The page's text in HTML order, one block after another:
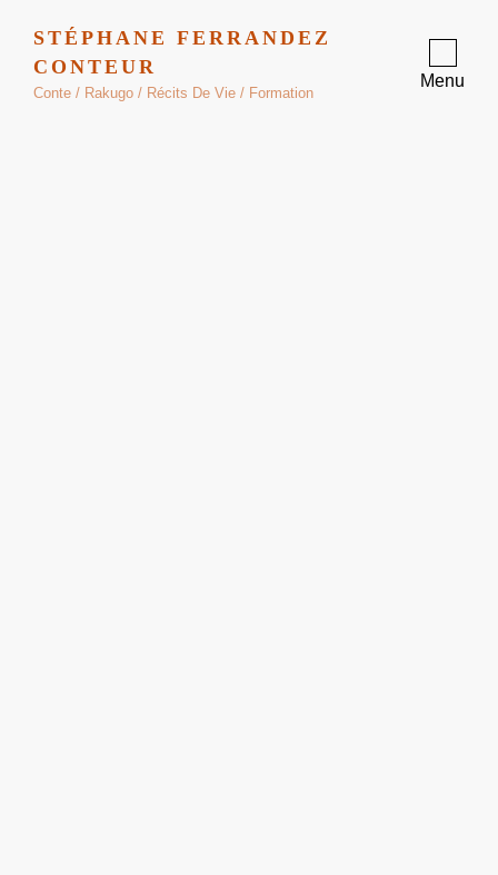
STÉPHANE FERRANDEZ
CONTEUR
Conte / Rakugo / Récits De Vie / Formation
Menu